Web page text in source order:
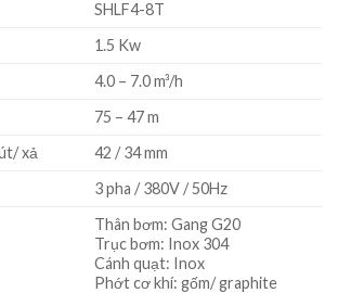
₫5750000.
tại
là:
₫5000000.
SHLF4-8T
1.5 Kw
4.0 – 7.0 m³/h
75 – 47 m
xả
42 / 34 mm
3 pha / 380V / 50Hz
Thân bơm: Gang G20
Trục bơm: Inox 304
Cánh quạt: Inox
Phớt cơ khí: gốm/ graphite